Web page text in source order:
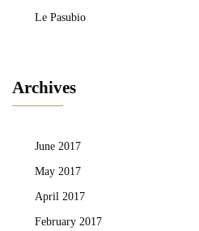
Le Pasubio
Archives
June 2017
May 2017
April 2017
February 2017